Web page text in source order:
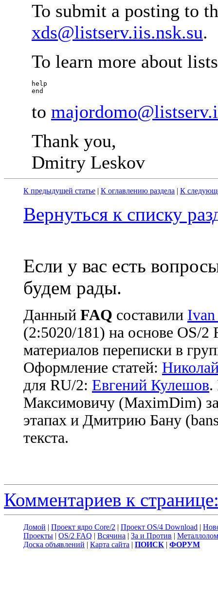
To submit a posting to
xds@listserv.iis.nsk.su.
To learn more about
help
to
Thank you,
Dmitry Leskov
К предыдущей статье | К оглавлению раздела | К
Вернуться к списку
Если у вас есть
будем рады.
Данный FAQ cоставили
(2:5020/181) на основе OS/
материалов переписки в
Оформление статей:
для RU/2: Евгений Кулешов.
Максимовичу (MaximDim)
этапах и Дмитрию Бану
текста.
Комментариев к
Домой | Проект ядро Core/2 | Проект OS/4 Download |
Проекты | OS/2 FAQ | Всячина | За и Против | Металлолом
Доска объявлений | Карта сайта | ПОИСК | ФОРУМ